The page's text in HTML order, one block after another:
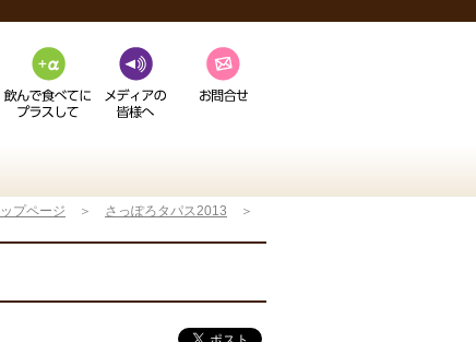
プページ ＞ さっぽろタパス2013 ＞